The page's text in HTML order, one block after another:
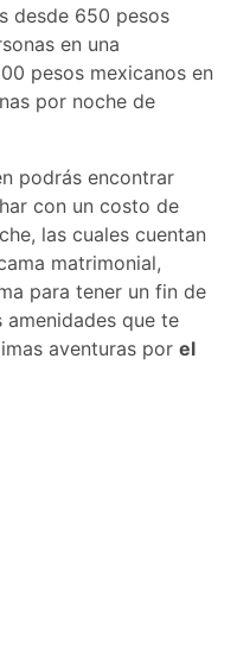
desde 650 pesos
en una
pesos mexicanos en
por noche de
podrás encontrar
con un costo de
las cuales cuentan
matrimonial,
para tener un fin de
amenidades que te
aventuras por el